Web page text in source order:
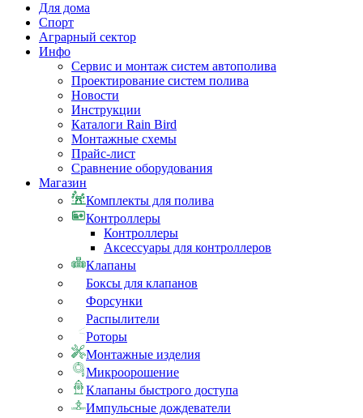
Для дома
Спорт
Аграрный сектор
Инфо
Сервис и монтаж систем автополива
Проектирование систем полива
Новости
Инструкции
Каталоги Rain Bird
Монтажные схемы
Прайс-лист
Сравнение оборудования
Магазин
Комплекты для полива
Контроллеры
Контроллеры
Аксессуары для контроллеров
Клапаны
Боксы для клапанов
Форсунки
Распылители
Роторы
Монтажные изделия
Микроорошение
Клапаны быстрого доступа
Импульсные дождеватели